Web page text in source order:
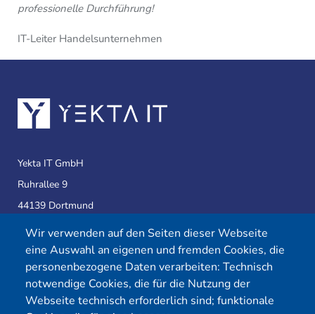
professionelle Durchführung!
IT-Leiter Handelsunternehmen
Wir verwenden auf den Seiten dieser Webseite
eine Auswahl an eigenen und fremden Cookies, die
personenbezogene Daten verarbeiten: Technisch
notwendige Cookies, die für die Nutzung der
Webseite technisch erforderlich sind; funktionale
Yekta IT GmbH
Ruhrallee 9
44139 Dortmund
Telefon:0231 39814905
E-Mail:
info@yekta-it.de
(Mo.-Fr.9-17 Uhr)